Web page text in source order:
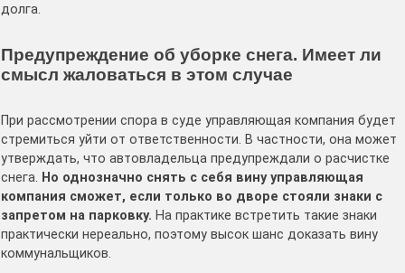
долга.
Предупреждение об уборке снега. Имеет ли
смысл жаловаться в этом случае
При рассмотрении спора в суде управляющая компания будет
стремиться уйти от ответственности. В частности, она может
утверждать, что автовладельца предупреждали о расчистке
снега. Но однозначно снять с себя вину управляющая
компания сможет, если только во дворе стояли знаки с
запретом на парковку. На практике встретить такие знаки
практически нереально, поэтому высок шанс доказать вину
коммунальщиков.